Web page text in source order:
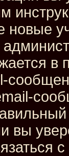
новые
в
вы